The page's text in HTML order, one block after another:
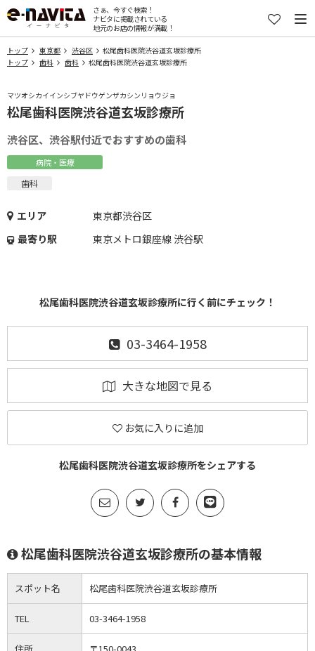
さぁ、今すぐ検索！
ナビタに掲載されている
地元のお店の情報が満載！
トップ 東京都 渋谷区
松尾歯科医院渋谷道玄坂診療所
トップ
歯科 歯科 松尾歯科医院渋谷道玄坂診療所
マツオシカイインシブヤドウゲンザカシンリョウジョ
松尾歯科医院渋谷道玄坂診療所
渋谷区、渋谷駅付近でおすすめの歯科
病院・医療
歯科
エリア
東京都渋谷区
最寄り駅
東京メトロ銀座線 渋谷駅
松尾歯科医院渋谷道玄坂診療所に行く前にチェック！
03-3464-1958
大きな地図で見る
お気に入りに追加
松尾歯科医院渋谷道玄坂診療所をシェアする
松尾歯科医院渋谷道玄坂診療所の基本情報
スポット名 松尾歯科医院渋谷道玄坂診療所
TEL 03-3464-1958